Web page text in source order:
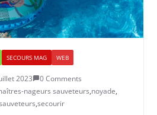
SECOURS MAG WEB
2023
0 Comments
nageurs sauveteurs,noyade,
,secourir